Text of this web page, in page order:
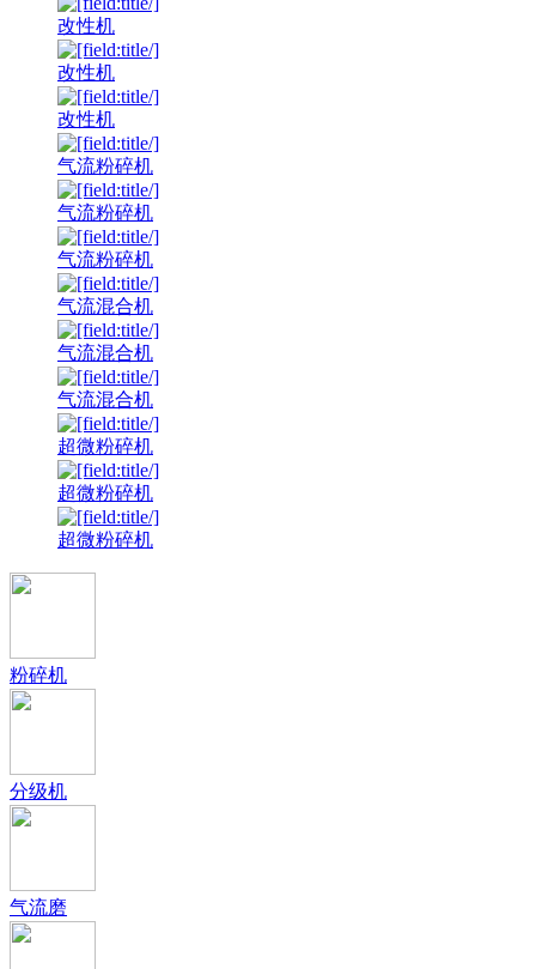
改性机
改性机
改性机
气流粉碎机
气流粉碎机
气流粉碎机
气流混合机
气流混合机
气流混合机
超微粉碎机
超微粉碎机
超微粉碎机
粉碎机
分级机
气流磨